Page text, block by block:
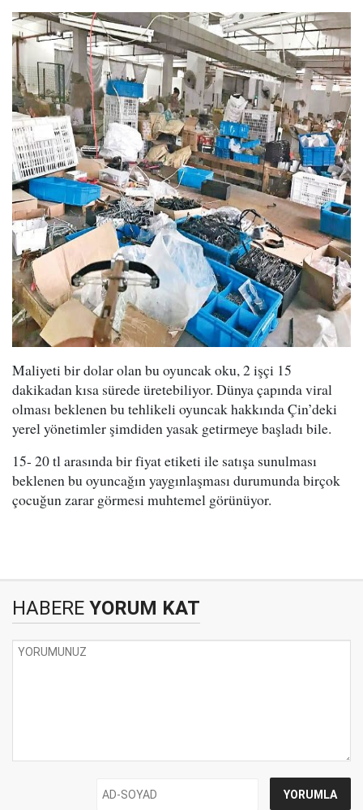
Maliyeti bir dolar olan bu oyuncak oku, 2 işçi 15
dakikadan kısa sürede üretebiliyor. Dünya çapında viral
olması beklenen bu tehlikeli oyuncak hakkında Çin’deki
yerel yönetimler şimdiden yasak getirmeye başladı bile.
15- 20 tl arasında bir fiyat etiketi ile satışa sunulması
beklenen bu oyuncağın yaygınlaşması durumunda birçok
çocuğun zarar görmesi muhtemel görünüyor.
HABERE YORUM KAT